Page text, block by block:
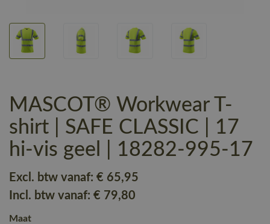
MASCOT® Workwear T-
shirt | SAFE CLASSIC | 17
hi-vis geel | 18282-995-17
Excl. btw vanaf: € 65,95
Incl. btw vanaf: € 79,80
Maat